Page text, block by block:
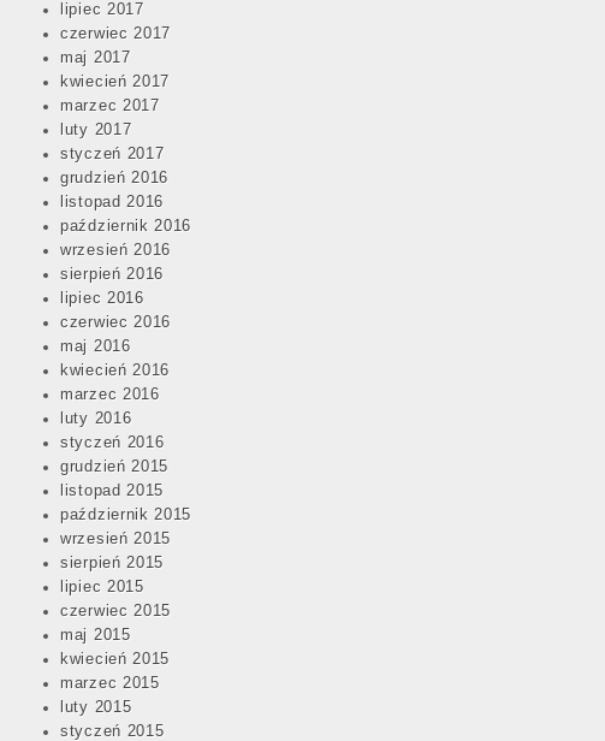
lipiec 2017
czerwiec 2017
maj 2017
kwiecień 2017
marzec 2017
luty 2017
styczeń 2017
grudzień 2016
listopad 2016
październik 2016
wrzesień 2016
sierpień 2016
lipiec 2016
czerwiec 2016
maj 2016
kwiecień 2016
marzec 2016
luty 2016
styczeń 2016
grudzień 2015
listopad 2015
październik 2015
wrzesień 2015
sierpień 2015
lipiec 2015
czerwiec 2015
maj 2015
kwiecień 2015
marzec 2015
luty 2015
styczeń 2015